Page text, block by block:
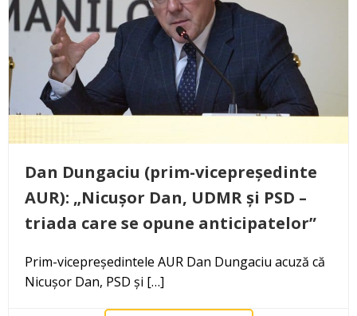
Dan Dungaciu (prim-vicepreședinte
AUR): „Nicușor Dan, UDMR și PSD –
triada care se opune anticipatelor”
Prim-vicepreședintele AUR Dan Dungaciu acuză că
Nicușor Dan, PSD și […]